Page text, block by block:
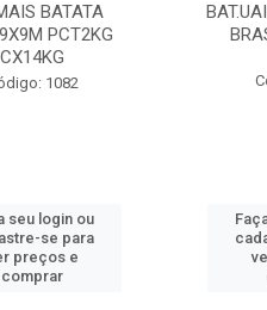
BATATA
PCT2KG
CX14KG
1082
seu login ou
se para
preços e
comprar